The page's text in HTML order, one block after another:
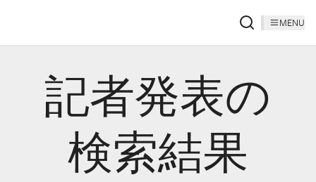
MENU
記者発表の
検索結果